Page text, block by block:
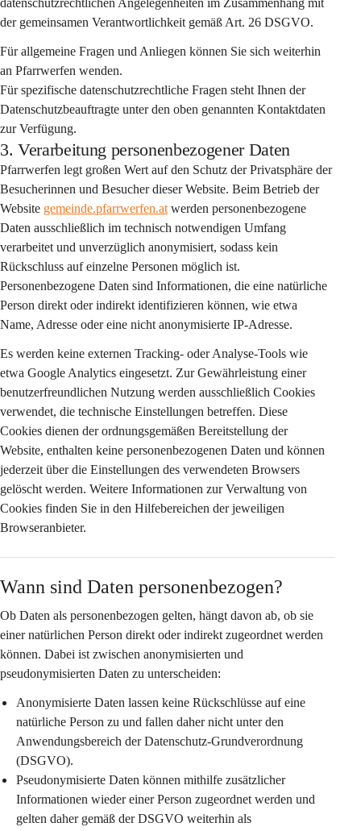
datenschutzrechtlichen Angelegenheiten im Zusammenhang mit
der gemeinsamen Verantwortlichkeit gemäß Art. 26 DSGVO.
Für allgemeine Fragen und Anliegen können Sie sich weiterhin
an Pfarrwerfen wenden.
Für spezifische datenschutzrechtliche Fragen steht Ihnen der
Datenschutzbeauftragte unter den oben genannten Kontaktdaten
zur Verfügung.
3. Verarbeitung personenbezogener Daten
Pfarrwerfen legt großen Wert auf den Schutz der Privatsphäre der
Besucherinnen und Besucher dieser Website. Beim Betrieb der
Website gemeinde.pfarrwerfen.at werden personenbezogene
Daten ausschließlich im technisch notwendigen Umfang
verarbeitet und unverzüglich anonymisiert, sodass kein
Rückschluss auf einzelne Personen möglich ist.
Personenbezogene Daten sind Informationen, die eine natürliche
Person direkt oder indirekt identifizieren können, wie etwa
Name, Adresse oder eine nicht anonymisierte IP-Adresse.
Es werden keine externen Tracking- oder Analyse-Tools wie
etwa Google Analytics eingesetzt. Zur Gewährleistung einer
benutzerfreundlichen Nutzung werden ausschließlich Cookies
verwendet, die technische Einstellungen betreffen. Diese
Cookies dienen der ordnungsgemäßen Bereitstellung der
Website, enthalten keine personenbezogenen Daten und können
jederzeit über die Einstellungen des verwendeten Browsers
gelöscht werden. Weitere Informationen zur Verwaltung von
Cookies finden Sie in den Hilfebereichen der jeweiligen
Browseranbieter.
Wann sind Daten personenbezogen?
Ob Daten als personenbezogen gelten, hängt davon ab, ob sie
einer natürlichen Person direkt oder indirekt zugeordnet werden
können. Dabei ist zwischen anonymisierten und
pseudonymisierten Daten zu unterscheiden:
Anonymisierte Daten lassen keine Rückschlüsse auf eine
natürliche Person zu und fallen daher nicht unter den
Anwendungsbereich der Datenschutz-Grundverordnung
(DSGVO).
Pseudonymisierte Daten können mithilfe zusätzlicher
Informationen wieder einer Person zugeordnet werden und
gelten daher gemäß der DSGVO weiterhin als